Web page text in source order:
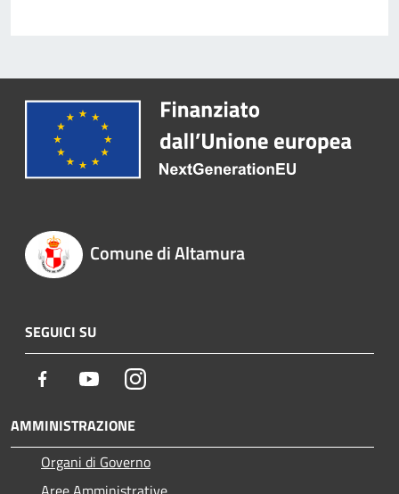
Comune di Altamura
SEGUICI SU
Facebook YoutubeInstagram
AMMINISTRAZIONE
Organi di Governo